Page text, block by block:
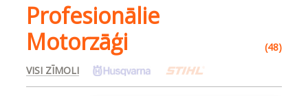
Profesionālie
Motorzāģi
(48)
VISI ZĪMOLI